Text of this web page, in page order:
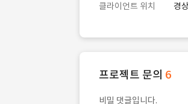
클라이언트 위치
경
프로젝트 문의 6
비밀 댓글입니다.